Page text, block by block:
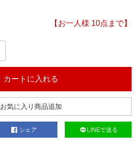
【お一人様 10点まで】
カートに入れる
お気に入り商品追加
シェア LINEで送る